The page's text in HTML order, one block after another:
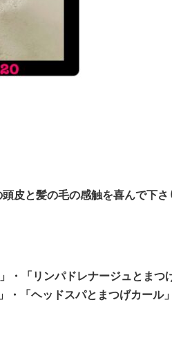
皮と髪の毛の感触を喜んで下さ
・「リンパドレナージュとまつ
・「ヘッドスパとまつげカール